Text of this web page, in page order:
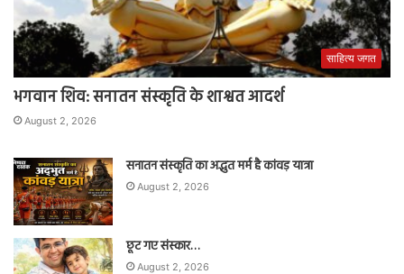
साहित्य जगत
भगवान शिव: सनातन संस्कृति के शाश्वत आदर्श
August 2, 2026
सनातन संस्कृति का अद्भुत मर्म है कांवड़ यात्रा
August 2, 2026
छूट गए संस्कार…
August 2, 2026